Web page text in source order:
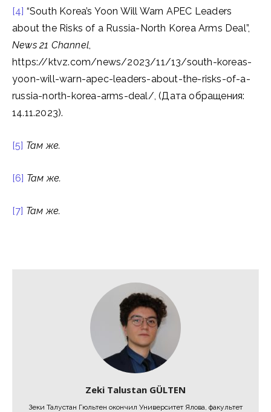
[4] “South Korea’s Yoon Will Warn APEC Leaders
about the Risks of a Russia-North Korea Arms Deal”,
News 21 Channel,
https://ktvz.com/news/2023/11/13/south-koreas-
yoon-will-warn-apec-leaders-about-the-risks-of-a-
russia-north-korea-arms-deal/, (Дата обращения:
14.11.2023).
[5] Там же.
[6] Там же.
[7] Там же.
Zeki Talustan GÜLTEN
Зеки Талустан Гюльтен окончил Университет Ялова, факультет